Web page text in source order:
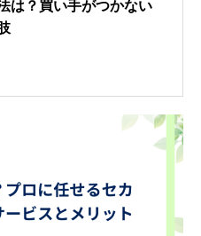
は？買い手がつかない